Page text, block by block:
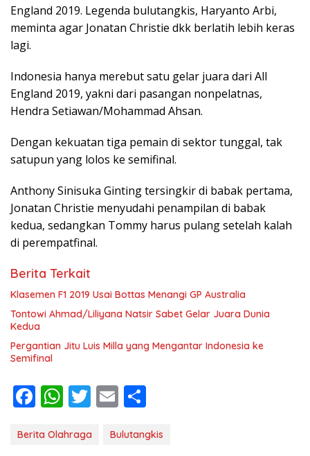
England 2019. Legenda bulutangkis, Haryanto Arbi,
meminta agar Jonatan Christie dkk berlatih lebih keras
lagi.
Indonesia hanya merebut satu gelar juara dari All
England 2019, yakni dari pasangan nonpelatnas,
Hendra Setiawan/Mohammad Ahsan.
Dengan kekuatan tiga pemain di sektor tunggal, tak
satupun yang lolos ke semifinal.
Anthony Sinisuka Ginting tersingkir di babak pertama,
Jonatan Christie menyudahi penampilan di babak
kedua, sedangkan Tommy harus pulang setelah kalah
di perempatfinal.
Berita Terkait
Klasemen F1 2019 Usai Bottas Menangi GP Australia
Tontowi Ahmad/Liliyana Natsir Sabet Gelar Juara Dunia
Kedua
Pergantian Jitu Luis Milla yang Mengantar Indonesia ke
Semifinal
F
e
W
at
T
itt
E
ai ar
Berita Olahraga Bulutangkis